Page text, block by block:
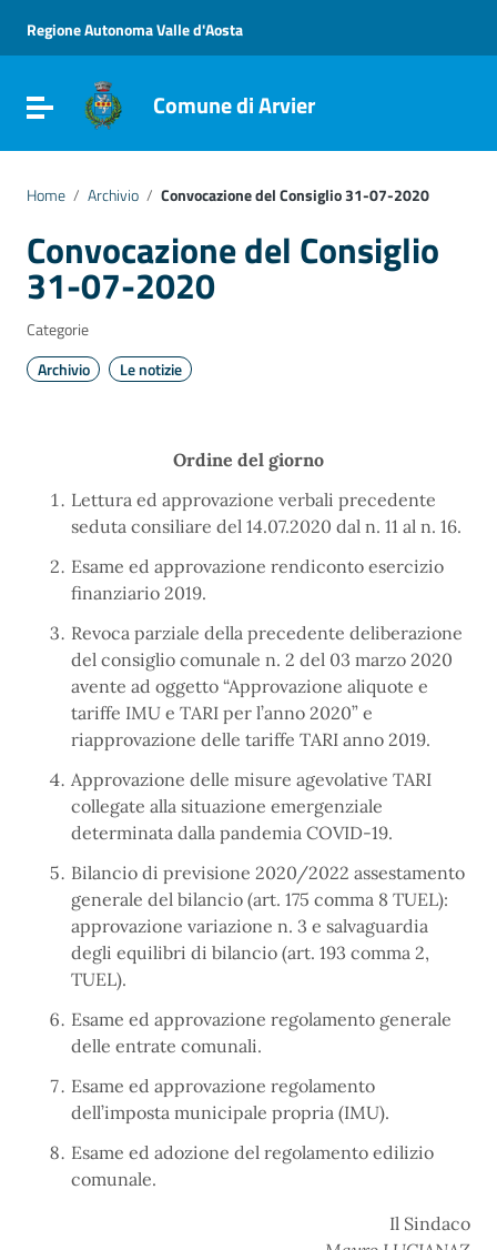
Vai al menu di navigazione
Vai al footer
Regione Autonoma Valle d'Aosta
Attiva / disattiva la navigazione
Comune di Arvier
Home / Archivio / Convocazione del Consiglio 31-07-2020
Convocazione del Consiglio
31-07-2020
Categorie
Archivio
Le notizie
Ordine del giorno
Lettura ed approvazione verbali precedente
seduta consiliare del 14.07.2020 dal n. 11 al n. 16.
Esame ed approvazione rendiconto esercizio
finanziario 2019.
Revoca parziale della precedente deliberazione
del consiglio comunale n. 2 del 03 marzo 2020
avente ad oggetto “Approvazione aliquote e
tariffe IMU e TARI per l’anno 2020” e
riapprovazione delle tariffe TARI anno 2019.
Approvazione delle misure agevolative TARI
collegate alla situazione emergenziale
determinata dalla pandemia COVID-19.
Bilancio di previsione 2020/2022 assestamento
generale del bilancio (art. 175 comma 8 TUEL):
approvazione variazione n. 3 e salvaguardia
degli equilibri di bilancio (art. 193 comma 2,
TUEL).
Esame ed approvazione regolamento generale
delle entrate comunali.
Esame ed approvazione regolamento
dell’imposta municipale propria (IMU).
Esame ed adozione del regolamento edilizio
comunale.
Il Sindaco